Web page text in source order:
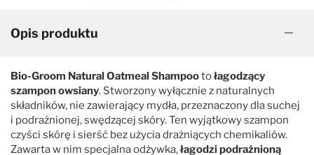
Opis produktu
Bio-Groom Natural Oatmeal Shampootołagodzący
szampon owsiany. Stworzony wyłącznie z naturalnych
składników, nie zawierający mydła, przeznaczony dla suchej
i podrażnionej, swędzącej skóry. Ten wyjątkowy szampon
czyści skórę i sierść bez użycia drażniących chemikaliów.
Zawarta w nim specjalna odżywka,łagodzi podrażnioną